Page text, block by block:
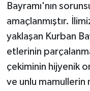
Bayramı'nın
amaçlanmıştır.
yaklaşan Kurban
etlerinin
çekiminin hijyenik
ve unlu